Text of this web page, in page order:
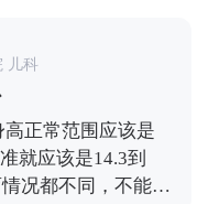
小时，说明宝宝的
体发育不利。
儿科
正常范围应该是
就应该是14.3到
况都不同，不能完